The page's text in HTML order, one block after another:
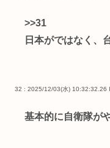
>>31
日本がではなく、
32 : 2025/12/03(水) 10:32:32.26
基本的に自衛隊が